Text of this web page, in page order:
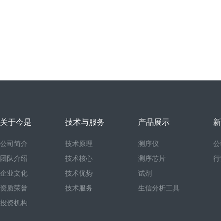
关于今是
公司简介
团队介绍
企业文化
资质荣誉
投资机构
技术与服务
技术原理
技术核心
技术优势
技术服务
产品展示
测序仪
测序芯片
试剂
生信分析工具